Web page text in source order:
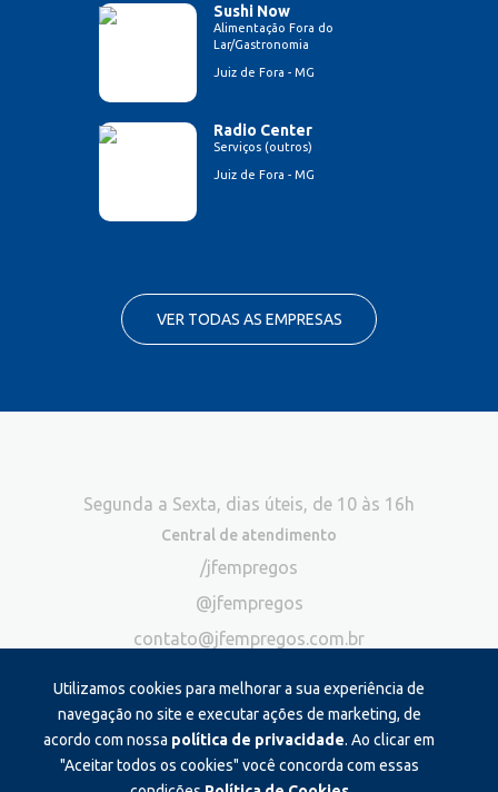
Sushi Now
Alimentação Fora do
Lar/Gastronomia
Juiz de Fora - MG
Radio Center
Serviços (outros)
Juiz de Fora - MG
VER TODAS AS EMPRESAS
Utilizamos cookies para melhorar a sua experiência de
navegação no site e executar ações de marketing, de
acordo com nossa política de privacidade. Ao clicar em
"Aceitar todos os cookies" você concorda com essas
Segunda a Sexta, dias úteis, de 10 às 16h
Central de atendimento
/jfempregos
@jfempregos
contato@jfempregos.com.br
Publicidade
*Exclusivo para atendimento via chat. Não atendemos ligações neste
canal